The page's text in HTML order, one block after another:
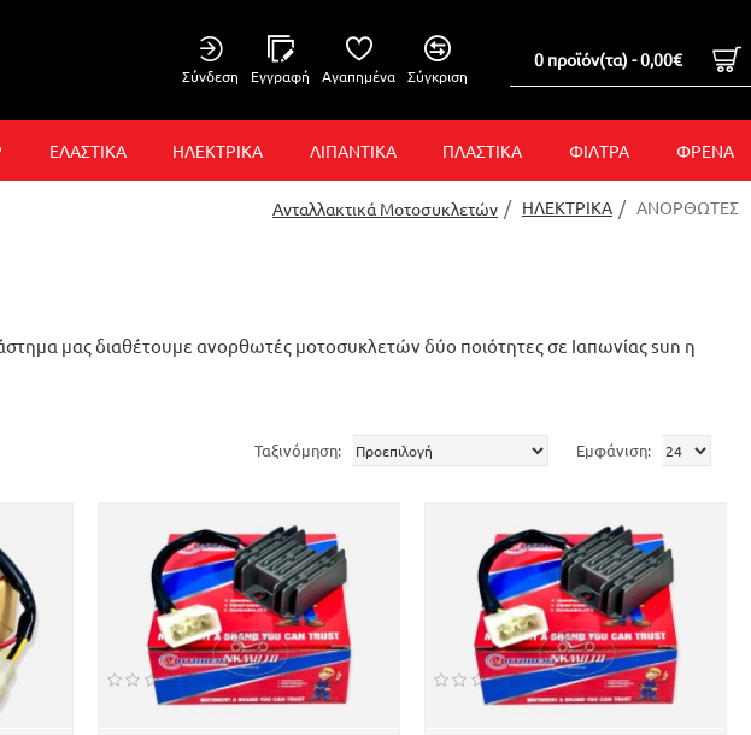
Σύνδεση Εγγραφή Αγαπημένα Σύγκριση
0 προϊόν(τα) - 0,00€
ΕΛΑΣΤΙΚΑ ΗΛΕΚΤΡΙΚΑ ΛΙΠΑΝΤΙΚΑ ΠΛΑΣΤΙΚΑ ΦΙΛΤΡΑ ΦΡΕΝΑ
Ανταλλακτικά Μοτοσυκλετών ΗΛΕΚΤΡΙΚΑ ΑΝΟΡΘΩΤΕΣ
μας διαθέτουμε ανορθωτές μοτοσυκλετών δύο ποιότητες σε Ιαπωνίας sun η
Ταξινόμηση: Εμφάνιση: